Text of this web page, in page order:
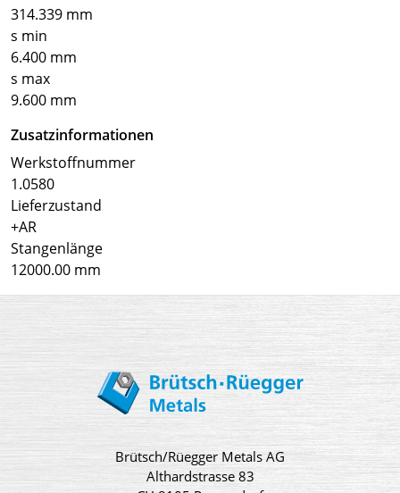
314.339 mm
s min
6.400 mm
s max
9.600 mm
Zusatzinformationen
Werkstoffnummer
1.0580
Lieferzustand
+AR
Stangenlänge
12000.00 mm
Brütsch/Rüegger Metals AG
Althardstrasse 83